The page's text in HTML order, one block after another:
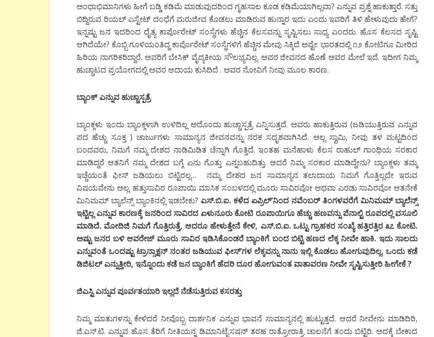
ಅಂಧಾಭಿಮಾನಿಗಳು ಹೀಗೆ ಬಡ್ಡಿ ಕಡಿಮೆ ಮಾಡುವುದರಿಂದ ಗೃಹಸಾಲ ಕೂಡ ಕಡಿಮೆಯಾಗಿಲ್ಲವಾ? ಎನ್ನುವ ಪ್ರಶ್ನೆ ಹಾಕುತ್ತಾರೆ. ಸತ್ತು
ಬಿದ್ದಿರುವ ರಿಯಲ್ ಎಸ್ಟೇಟ್ ದಂಧೆಗೆ ಮರುಜೀವ ಕೊಡಲು ಮಾಡಿರುವ ಹುನ್ನಾರ ಇದು ಎಂದು ಇವರಿಗೆ ತಿಳಿ ಹೇಳುವುದು ಹೇಗೆ?
ಇನ್ನಷ್ಟು ಜನ ಇದರಿಂದ ದೈತ್ಯ ಕಾರ್ಪೊರೇಟ್ ಸಂಸ್ಥೆಗಳು ಹೆಚ್ಚಿನ ಕೆಲಸವನ್ನು ಸೃಷ್ಟಿಸಲು ಸಾಧ್ಯ ಎಂದರು. ಹೊಸ ಕೆಲಸದ ಸೃಷ್ಟಿ
ಆಗಿದೆಯೇ? ಕೊಬ್ಬಿ ಗೂಳಿಯಂತಿದ್ದ ಕಾರ್ಪೊರೇಟ್ ಸಂಸ್ಥೆಗಳಿಗೆ ಹೆಚ್ಚಿನ ಮೇವು ಸಿಕ್ಕಿದೆ ಅಷ್ಟೇ. ಭಾರತದಲ್ಲಿ ೧೨ ಕೋಟಿಗೂ ಮೀರಿದ
ಹಿರಿಯ ನಾಗರಿಕರಿದ್ದಾರೆ. ಅವರಿಗೆ ಬೇಸಿಕ್ ವೈದ್ಯಕೀಯ ಸೌಲಭ್ಯವಿಲ್ಲ. ಅವರ ಜೀವನದ ಹೊಣೆ ಅವರ ಮೇಲೆ ಇದೆ. ಇದೀಗ ನಿಮ್ಮ
ಹುಚ್ಚಾಟದ ಪ್ರಯೋಗದಲ್ಲಿ ಅವರ ಆದಾಯ ಕುಸಿದಿದೆ . ಅವರ ನೋವಿಗೆ ನೀವು ಮೂಲ ಕಾರಣ.
ಬ್ಯಾಂಕ್ ಎನ್ನುವ ಹುಚ್ಚಾಸ್ಪತ್ರೆ
ಬ್ಯಾಂಕ್ಗಳು ಇಂದು ಬ್ಯಾಂಕ್ಗಳಾಗಿ ಉಳಿದಿಲ್ಲ ಅದೊಂದು ಹುಚ್ಚಾಸ್ಪತ್ರೆ ಎನ್ನಿಸುತ್ತದೆ. ಅವರು ಹಾಕುತ್ತಿರುವ (ಜಡಿಯುತ್ತಿರುವ ಎನ್ನುವ
ಪದ ಹೆಚ್ಚು ಸೂಕ್ತ ) ಚಾರ್ಜುಗಳು ಸಾಮಾನ್ಯನ ಜೀವನವನ್ನು ನರಕ ಸದೃಶವಾಗಿಸಿದೆ. ಅಲ್ಲ ಸ್ವಾಮಿ, ನೀವು ತಳ ಮಟ್ಟದಿಂದ
ಬಂದವರು, ನಿಮಗೆ ನಮ್ಮ ದೇಶದ ನಾಡಿಮಿಡಿತ ಚೆನ್ನಾಗಿ ಗೊತ್ತಿದೆ. ಇಂತಹ ಮನೆಹಾಳು ಕೆಲಸ ರಾಹುಲ್ ಗಾಂಧಿಯ ಸರಕಾರ
ಮಾಡಿದ್ದರೆ ಆತನಿಗೆ ನಮ್ಮ ದೇಶದ ಬಗ್ಗೆ ಏನು ಗೊತ್ತು ಎನ್ನಬಹುದಿತ್ತು. ಆದರೆ ನಿಮ್ಮ ಸರಕಾರ ಮಾಡಿದ್ದೇನು? ಬ್ಯಾಂಕ್ಗಳು ತಮ್ಮ
ಇಚ್ಚೆಯಂತೆ ಫೀಸ್ ಜಡಿಯಲು ಬಿಟ್ಟಿರಲ್ಲ… ನಮ್ಮ ದೇಶದ ಜನ ಸಾಮಾನ್ಯನ ತಲಾದಾಯ ನಿಮಗೆ ಗೊತ್ತಿಲ್ಲದೇ ಇರುವ
ವಿಷಯವೇನು ಅಲ್ಲ. ಹತ್ತುಸಾವಿರ ರೂಪಾಯಿ ಮಾಸಿಕ ಸಂಬಳದಲ್ಲಿ ಮೂರು ಸಾವಿರವೋ ಅಥವಾ ಎರಡು ಸಾವಿರವೋ ಆತನೇಕೆ
ಮಿನಿಮಮ್ ಬ್ಯಾಲೆನ್ಸ್ ಬ್ಯಾಂಕಿನಲ್ಲಿ ಇಡಬೇಕು? ಎಸ್.ಬಿ.ಐ. ಕಳೆದ ಏಪ್ರಿಲ್’ನಿಂದ ನವೆಂಬರ್ ತಿಂಗಳವರೆಗೆ ಮಿನಿಮಮ್ ಬ್ಯಾಲೆನ್ಸ್
ಇಟ್ಟಿಲ್ಲ ಎನ್ನುವ ಕಾರಣಕ್ಕೆ ಜನರಿಂದ ಸಾವಿರದ ಏಳುನೂರು ಕೋಟಿ ರೂಪಾಯಿಗೂ ಹೆಚ್ಚು ಹಣವನ್ನು ಪೆನಾಲ್ಟಿ ರೂಪದಲ್ಲಿ ವಸೂಲಿ
ಮಾಡಿದೆ. ಮೋದಿಜಿ ನಿಮಗೆ ಗೊತ್ತಿರುತ್ತೆ, ಆದರೂ ಹೇಳುತ್ತೇನೆ ಕೇಳಿ, ಎಸ್.ಬಿ.ಐ. ಒಟ್ಟು ಗ್ರಾಹಕರ ಸಂಖ್ಯೆ ಹತ್ತಿರತ್ತಿರ ೩೭ ಕೋಟಿ.
ಅಷ್ಟು ಜನರ ಬಳಿ ಆವರೇಜ್ ಮೂರು ಸಾವಿರ ಇಡಿಸಿಕೊಂಡರೆ ಬ್ಯಾಂಕಿಗೆ ಬಂದ ಬಿಟ್ಟಿ ಹಣದ ಲೆಕ್ಕ ನೀವೇ ಹಾಕಿ. ಇದು ಸಾಲದು
ಎನ್ನುವಂತೆ ಒಂದಷ್ಟು ಟ್ರಾನ್ಸಾಕ್ಷನ್ ನಂತರ ಜಡಿಯುವ ಫೀಸ್’ಗಳ ಲೆಕ್ಕವನ್ನು ನಾನು ಇಲ್ಲಿ ಕೊಡಲು ಹೋಗುವುದಿಲ್ಲ. ಒಂದು ಕಡೆ
ಡಿಜಿಟಲ್ ಎನ್ನುತ್ತೀರಿ, ಇನ್ನೊಂದು ಕಡೆ ಜನ ಬ್ಯಾಂಕಿಗೆ ಹೆದರಿ ದೂರ ಹೋಗುವಂತ ವಾತಾವರಣ ನೀವೇ ಸೃಷ್ಟಿಸುತ್ತೀರಿ ಹೀಗೇಕೆ ?
ಜಿಎಸ್ಟಿ ಎನ್ನುವ ಪೂರ್ವತಯಾರಿ ಇಲ್ಲದೆ ನೆಡೆಸುತ್ತಿರುವ ಕಸರತ್ತು
ನಿಮ್ಮ ಮಾತುಗಳನ್ನು ಕೇಳಿದರೆ ನೀವೊಬ್ಬ ದಾರ್ಶನಿಕ ಎನ್ನುವ ಭಾವನೆ ಸಾಮಾನ್ಯನಲ್ಲಿ ಹುಟ್ಟುತ್ತದೆ. ಆದರೆ ನೀವೇನು ಮಾಡಿದಿರಿ,
ಜಿ.ಎಸ್.ಟಿ. ಎನ್ನುವ ಹೊಸ ತೆರಿಗೆ ನೀತಿಯನ್ನ ಡಿಮಾನಿಟೈಸಷನ್ ತರಹ ರಾತ್ರೋರಾತ್ರಿ ಚಾಲನೆಗೆ ತಂದು ಬಿಟ್ಟಿರಿ. ಅದಕ್ಕೆ ಬೇಕಾದ